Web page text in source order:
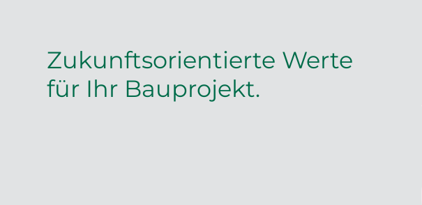
Zukunftsorientierte Werte
für Ihr Bauprojekt.